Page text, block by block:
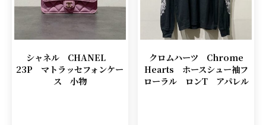
シャネル CHANEL
23P マトラッセフォンケー
ス 小物
クロムハーツ Chrome
Hearts ホースシュー袖フ
ローラル ロンT アパレル